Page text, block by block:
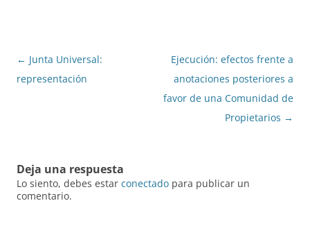
Navegación
de
← Junta Universal:
representación
Ejecución: efectos frente a
anotaciones posteriores a
favor de una Comunidad de
Propietarios →
Deja una respuesta
Lo siento, debes estar conectado para publicar un
comentario.